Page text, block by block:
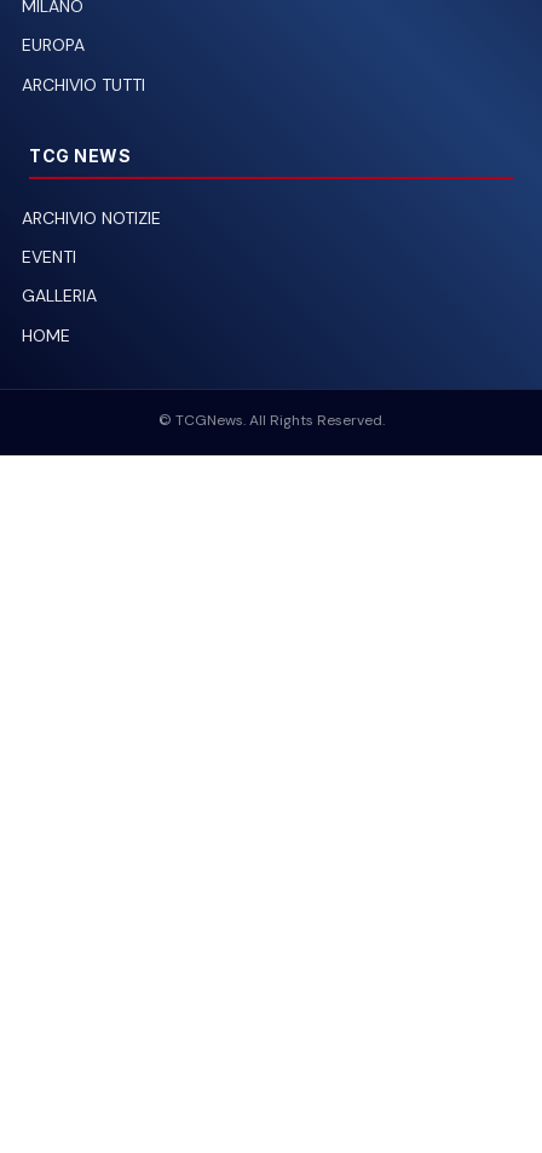
MILANO
EUROPA
ARCHIVIO TUTTI
TCG NEWS
ARCHIVIO NOTIZIE
EVENTI
GALLERIA
HOME
© TCGNews. All Rights Reserved.